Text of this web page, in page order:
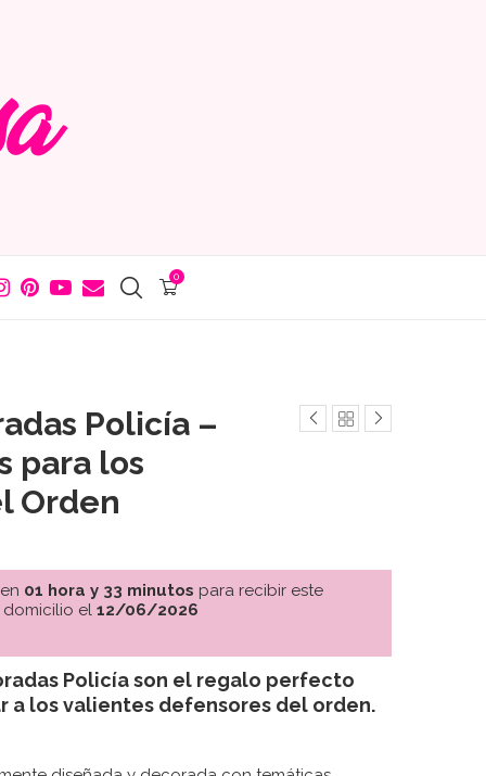
0
Policía –
para los
Orden
01 hora y 33 minutos para recibir este
el 12/06/2026
Policía son el regalo perfecto
a los valientes defensores del orden.